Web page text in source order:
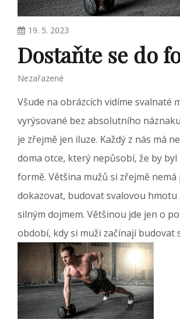
19. 5. 2023
Dostaňte se do
Nezařazené
Všude na obrázcích vidíme svalnaté
vyrýsované bez absolutního
je zřejmě jen iluze. Každý z nás má
doma otce, který nepůsobí, že by byl
formě. Většina mužů si zřejmě
dokazovat, budovat svalovou
silným dojmem. Většinou jde jen o
období, kdy si muži začínají budovat